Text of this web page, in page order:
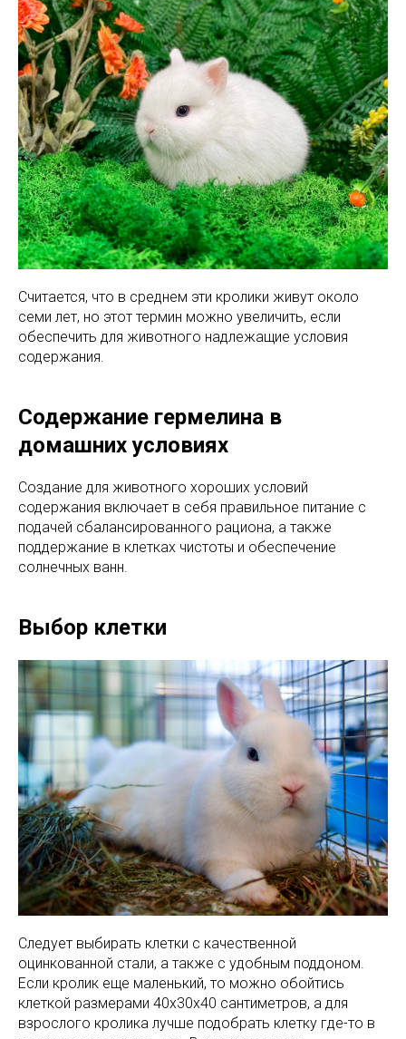
Считается, что в среднем эти кролики живут около
семи лет, но этот термин можно увеличить, если
обеспечить для животного надлежащие условия
содержания.
Содержание гермелина в
домашних условиях
Создание для животного хороших условий
содержания включает в себя правильное питание с
подачей сбалансированного рациона, а также
поддержание в клетках чистоты и обеспечение
солнечных ванн.
Выбор клетки
Следует выбирать клетки с качественной
оцинкованной стали, а также с удобным поддоном.
Если кролик еще маленький, то можно обойтись
клеткой размерами 40х30х40 сантиметров, а для
взрослого кролика лучше подобрать клетку где-то в